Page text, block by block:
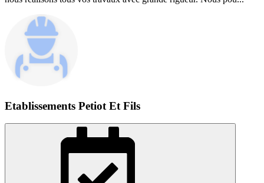
Etablissements Petiot Et Fils